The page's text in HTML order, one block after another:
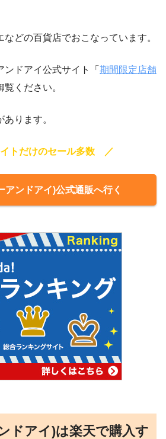
どの百貨店でおこなっています。
ドアイ公式サイト「 期間限定店舗
覧ください。
ります。
トだけのセール多数 ／
ンドアイ)公式通販へ行く
ドアイ)は楽天で購入す